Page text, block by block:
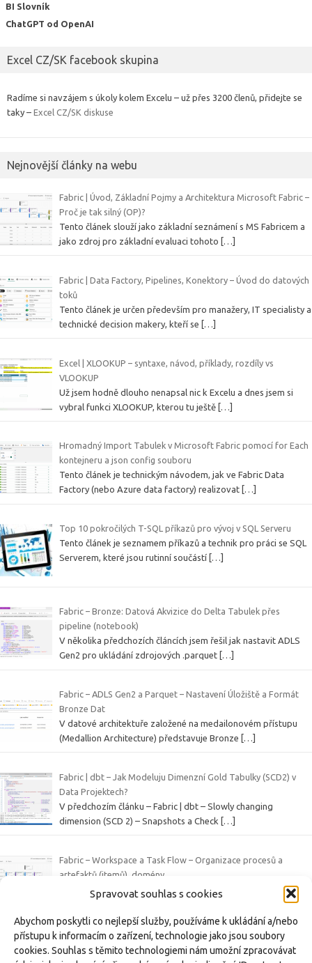
Spravovat souhlas s cookies
Abychom poskytli co nejlepší služby, používáme k ukládání a/nebo
přístupu k informacím o zařízení, technologie jako jsou soubory
cookies. Souhlas s těmito technologiemi nám umožní zpracovávat
BI Slovník
ChatGPT od OpenAI
Excel CZ/SK facebook skupina
Radíme si navzájem s úkoly kolem Excelu – už přes 3200 členů, přidejte se
taky – Excel CZ/SK diskuse
Nejnovější články na webu
Fabric | Úvod, Základní Pojmy a Architektura Microsoft Fabric –
Proč je tak silný (OP)?
Tento článek slouží jako základní seznámení s MS Fabricem a
jako zdroj pro základní evaluaci tohoto
[…]
Fabric | Data Factory, Pipelines, Konektory – Úvod do datových
toků
Tento článek je určen především pro manažery, IT specialisty a
technické decision makery, kteří se […]
Excel | XLOOKUP – syntaxe, návod, příklady, rozdíly vs
VLOOKUP
Už jsem hodně dlouho nenapsal nic k Excelu a dnes jsem si
vybral funkci XLOOKUP, kterou tu ještě […]
Hromadný Import Tabulek v Microsoft Fabric pomocí for Each
kontejneru a json config souboru
Tento článek je technickým návodem, jak ve Fabric Data
Factory (nebo Azure data factory) realizovat […]
Top 10 pokročilých T-SQL příkazů pro vývoj v SQL Serveru
Tento článek je seznamem příkazů a technik pro práci se SQL
Serverem, které jsou rutinní součástí […]
Fabric – Bronze: Datová Akvizice do Delta Tabulek přes
pipeline (notebook)
V několika předchozích článcích jsem řešil jak nastavit ADLS
Gen2 pro ukládání zdrojových .parquet […]
Fabric – ADLS Gen2 a Parquet – Nastavení Úložiště a Formát
Bronze Dat
V datové architektuře založené na medailonovém přístupu
(Medallion Architecture) představuje Bronze
[…]
Fabric | dbt – Jak Modeluju Dimenzní Gold Tabulky (SCD2) v
Data Projektech?
V předchozím článku – Fabric | dbt – Slowly changing
dimension (SCD 2) – Snapshots a Check
[…]
Fabric – Workspace a Task Flow – Organizace procesů a
artefaktů (itemů), domény
V rámci série článků o platformě Microsoft Fabric se věnujeme
Fabric | dbt – Slowly changing dimension (SCD 2) – Snapshots a
Check Strategie v dbt s příkladem